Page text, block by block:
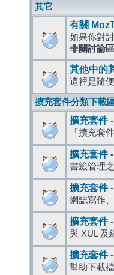
其它
有關
如果你對
非關討論
其他中的
這裡是隨
擴充套件分類下載
擴充套件
「擴充套
擴充套件
書籤管理
擴充套件
網誌寫作
擴充套件
與 XUL 及
擴充套件
幫助下載